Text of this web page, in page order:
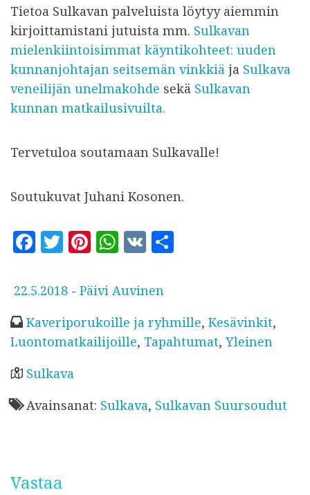
Tietoa Sulkavan palveluista löytyy aiemmin
kirjoittamistani jutuista mm. Sulkavan
mielenkiintoisimmat käyntikohteet: uuden
kunnanjohtajan seitsemän vinkkiä ja Sulkava
veneilijän unelmakohde sekä Sulkavan
kunnan matkailusivuilta.
Tervetuloa soutamaan Sulkavalle!
Soutukuvat Juhani Kosonen.
F
c
b
o
o
k
T
it
r
Pi
te
es
t
W
at
A
p
V
e
J
l
k
a
s
22.5.2018 - Päivi Auvinen
Kaveriporukoille ja ryhmille, Kesävinkit,
Luontomatkailijoille, Tapahtumat, Yleinen
Sulkava
Avainsanat: Sulkava, Sulkavan Suursoudut
Vastaa